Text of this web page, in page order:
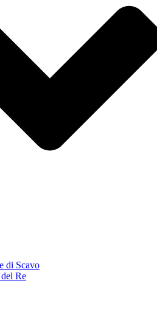
di Scavo
Re